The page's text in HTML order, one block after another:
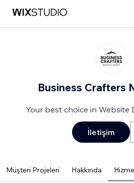
Business Crafters
Your best choice in Website
İletişim
Müşteri Projeleri Hakkında